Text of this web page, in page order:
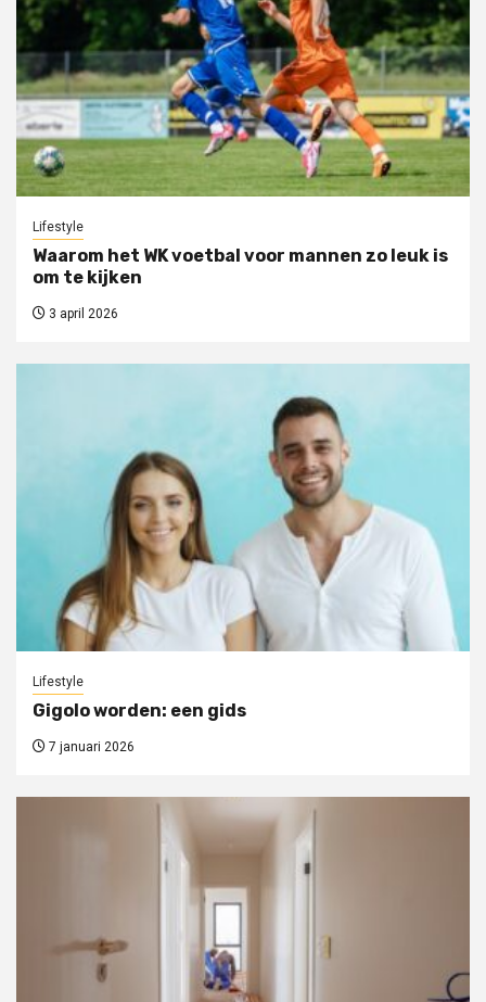
Lifestyle
Waarom het WK voetbal voor mannen zo leuk is
om te kijken
3 april 2026
Lifestyle
Gigolo worden: een gids
7 januari 2026